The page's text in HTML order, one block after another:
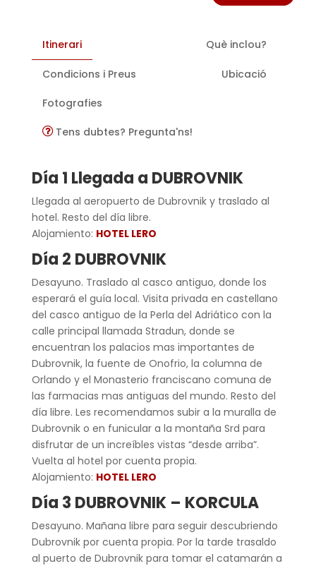
Itinerari Què inclou?
Condicions i Preus Ubicació
Fotografies
Tens dubtes? Pregunta'ns!
Día 1 Llegada a DUBROVNIK
Llegada al aeropuerto de Dubrovnik y traslado al
hotel. Resto del día libre.
Alojamiento: HOTEL LERO
Día 2 DUBROVNIK
Desayuno. Traslado al casco antiguo, donde los
esperará el guía local. Visita privada en castellano
del casco antiguo de la Perla del Adriático con la
calle principal llamada Stradun, donde se
encuentran los palacios mas importantes de
Dubrovnik, la fuente de Onofrio, la columna de
Orlando y el Monasterio franciscano comuna de
las farmacias mas antiguas del mundo. Resto del
día libre. Les recomendamos subir a la muralla de
Dubrovnik o en funicular a la montaña Srd para
disfrutar de un increíbles vistas “desde arriba”.
Vuelta al hotel por cuenta propia.
Alojamiento: HOTEL LERO
Día 3 DUBROVNIK – KORCULA
Desayuno. Mañana libre para seguir descubriendo
Dubrovnik por cuenta propia. Por la tarde trasaldo
al puerto de Dubrovnik para tomar el catamarán a